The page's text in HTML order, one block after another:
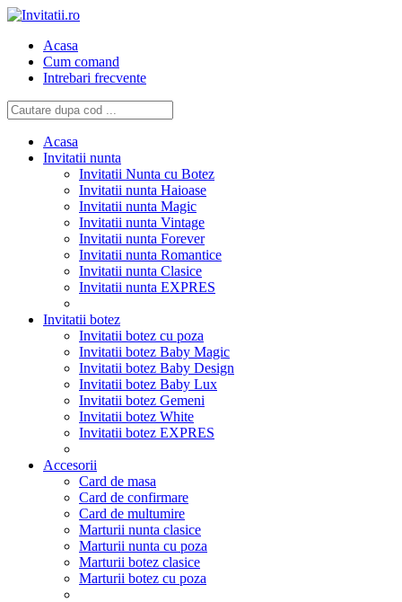
Acasa
Cum comand
Intrebari frecvente
Acasa
Invitatii nunta
Invitatii Nunta cu Botez
Invitatii nunta Haioase
Invitatii nunta Magic
Invitatii nunta Vintage
Invitatii nunta Forever
Invitatii nunta Romantice
Invitatii nunta Clasice
Invitatii nunta EXPRES
Invitatii botez
Invitatii botez cu poza
Invitatii botez Baby Magic
Invitatii botez Baby Design
Invitatii botez Baby Lux
Invitatii botez Gemeni
Invitatii botez White
Invitatii botez EXPRES
Accesorii
Card de masa
Card de confirmare
Card de multumire
Marturii nunta clasice
Marturii nunta cu poza
Marturii botez clasice
Marturii botez cu poza